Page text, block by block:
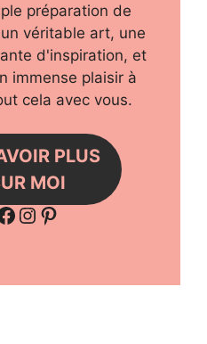
préparation de
véritable art, une
d'inspiration, et
immense plaisir à
cela avec vous.
PLUS
MOI
Instagram
Pinterest